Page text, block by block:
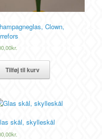
Clown,
kr.
Tilføj til kurv
skål, skylleskål
kr.